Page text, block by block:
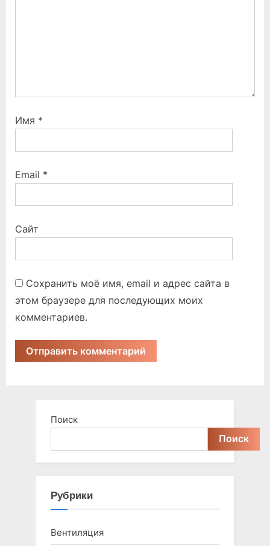
Имя *
Email *
Сайт
Сохранить моё имя, email и адрес сайта в
этом браузере для последующих моих
комментариев.
Поиск
Поиск
Рубрики
Вентиляция